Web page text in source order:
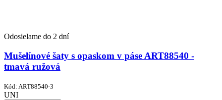
Odosielame do 2 dní
Mušelínové šaty s opaskom v páse ART88540 -
tmavá ružová
Kód: ART88540-3
UNI